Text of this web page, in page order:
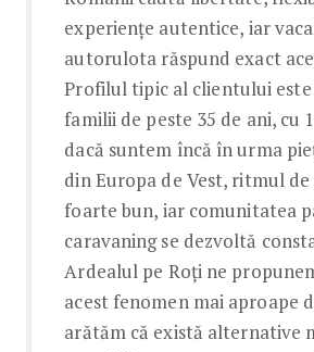
experiențe autentice, iar
autorulota răspund exact
Profilul tipic al clientului
familii de peste 35 de ani, cu
dacă suntem încă în urma
din Europa de Vest, ritmul
foarte bun, iar comunitatea
caravaning se dezvoltă
Ardealul pe Roți ne
acest fenomen mai aproape
arătăm că există alternative